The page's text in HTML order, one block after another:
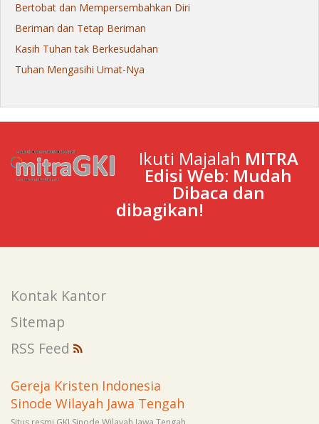
Bertobat dan Mempersembahkan Diri
Beriman dan Tetap Beriman
Kasih Tuhan tak Berkesudahan
Tuhan Mengasihi Umat-Nya
Ikuti Majalah MITRA
Edisi Web: Mudah
Dibaca dan
dibagikan!
Kontak Kantor
Sitemap
RSS Feed
Gereja Kristen Indonesia
Sinode Wilayah Jawa Tengah